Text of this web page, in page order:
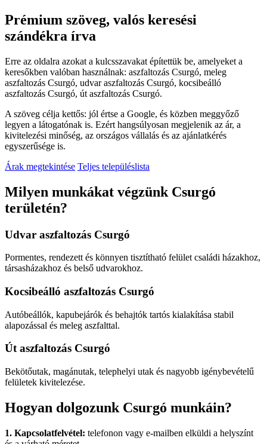
Prémium szöveg, valós keresési
szándékra írva
Erre az oldalra azokat a kulcsszavakat építettük be, amelyeket a
keresőkben valóban használnak: aszfaltozás Csurgó, meleg
aszfaltozás Csurgó, udvar aszfaltozás Csurgó, kocsibeálló
aszfaltozás Csurgó, út aszfaltozás Csurgó.
A szöveg célja kettős: jól értse a Google, és közben meggyőző
legyen a látogatónak is. Ezért hangsúlyosan megjelenik az ár, a
kivitelezési minőség, az országos vállalás és az ajánlatkérés
egyszerűsége is.
Árak megtekintése Teljes településlista
Milyen munkákat végzünk Csurgó
területén?
Udvar aszfaltozás Csurgó
Pormentes, rendezett és könnyen tisztítható felület családi házakhoz,
társasházakhoz és belső udvarokhoz.
Kocsibeálló aszfaltozás Csurgó
Autóbeállók, kapubejárók és behajtók tartós kialakítása stabil
alapozással és meleg aszfalttal.
Út aszfaltozás Csurgó
Bekötőutak, magánutak, telephelyi utak és nagyobb igénybevételű
felületek kivitelezése.
Hogyan dolgozunk Csurgó munkáin?
1. Kapcsolatfelvétel: telefonon vagy e-mailben elküldi a helyszínt